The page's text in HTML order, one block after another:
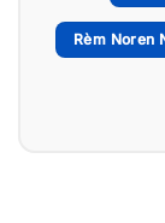
Rèm Noren